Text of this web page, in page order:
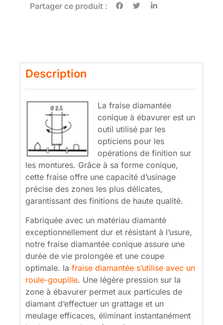
Partager ce produit :
Description
La fraise diamantée
conique à ébavurer est un
outil utilisé par les
opticiens pour les
opérations de finition sur
les montures. Grâce à sa forme conique,
cette fraise offre une capacité d’usinage
précise des zones les plus délicates,
garantissant des finitions de haute qualité.
Fabriquée avec un matériau diamanté
exceptionnellement dur et résistant à l’usure,
notre fraise diamantée conique assure une
durée de vie prolongée et une coupe
optimale. la fraise diamantée s’utilise avec un
roule-goupille. Une légère pression sur la
zone à ébavurer permet aux particules de
diamant d’effectuer un grattage et un
meulage efficaces, éliminant instantanément